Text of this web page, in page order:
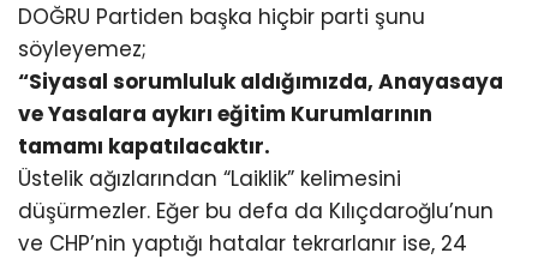
DOĞRU Partiden başka hiçbir parti şunu
söyleyemez;
“Siyasal sorumluluk aldığımızda, Anayasaya
ve Yasalara aykırı eğitim Kurumlarının
tamamı kapatılacaktır.
Üstelik ağızlarından “Laiklik” kelimesini
düşürmezler. Eğer bu defa da Kılıçdaroğlu’nun
ve CHP’nin yaptığı hatalar tekrarlanır ise, 24